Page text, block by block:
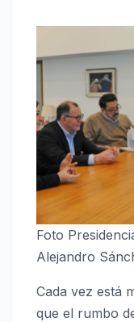
Foto
Alejandro
Cada vez está
que el rumbo